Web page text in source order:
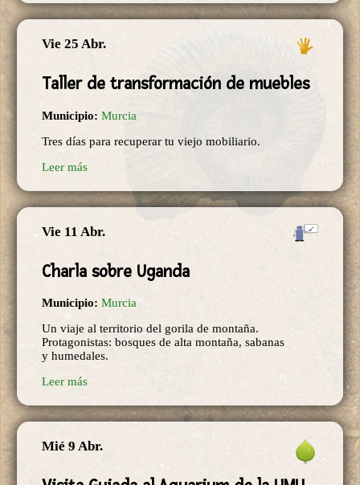
Vie 25 Abr.
Taller de transformación de muebles
Municipio: Murcia
Tres días para recuperar tu viejo mobiliario.
Leer más
Vie 11 Abr.
Charla sobre Uganda
Municipio: Murcia
Un viaje al territorio del gorila de montaña.
Protagonistas: bosques de alta montaña, sabanas
y humedales.
Leer más
Mié 9 Abr.